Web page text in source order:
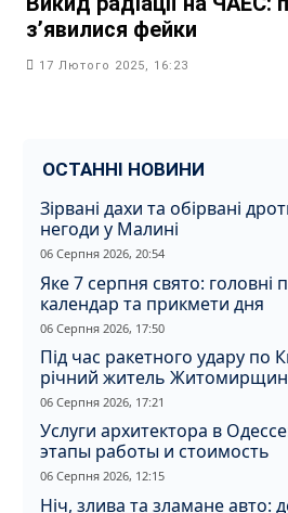
з’явилися фейки
17 Лютого 2025, 16:23
ОСТАННІ НОВИНИ
Зірвані дахи та обірвані
негоди у Малині
06 Серпня 2026, 20:54
Яке 7 серпня свято: головні
календар та прикмети дня
06 Серпня 2026, 17:50
Під час ракетного удару по
річний житель
06 Серпня 2026, 17:21
Услуги архитектора в
этапы работы и стоимость
06 Серпня 2026, 12:15
Ніч, злива та зламане авто: